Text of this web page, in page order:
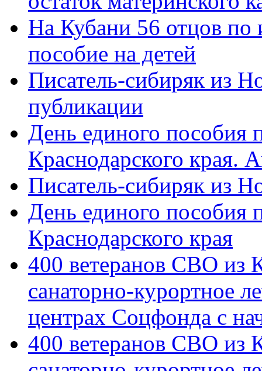
На Кубани 56 отцов по
пособие на детей
Писатель-сибиряк из
публикации
День единого пособия
Краснодарского края.
Писатель-сибиряк из
День единого пособия
Краснодарского края
400 ветеранов СВО из
санаторно-курортное
центрах Соцфонда с
400 ветеранов СВО из